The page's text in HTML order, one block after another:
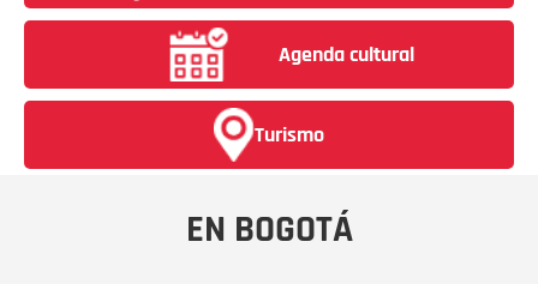
Agenda cultural
Turismo
EN BOGOTÁ